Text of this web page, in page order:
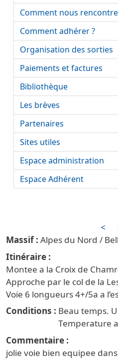
<
Alpes du Nord /
Itinéraire
Montee a la Croix de
Approche par le col de la
Voie 6 longueurs 4+/5a a
Conditions
Beau temps.
Temperature
Commentaire
jolie voie bien equipee
Comment nous
Comment adhérer ?
Organisation des sorties
Paiements et factures
Bibliothèque
Les brèves
Partenaires
Sites utiles
Espace administration
Espace Adhérent